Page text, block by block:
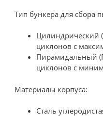
Тип бункера для сбора
Цилиндрический
циклонов с
Пирамидальный
циклонов с
Материалы корпуса:
Сталь